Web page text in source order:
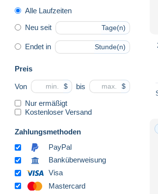
Alle Laufzeiten
Neu seit Tage(n)
Endet in Stunde(n)
Preis
Von $ bis $
Nur ermäßigt
Kostenloser Versand
Zahlungsmethoden
PayPal
Banküberweisung
Visa
Mastercard